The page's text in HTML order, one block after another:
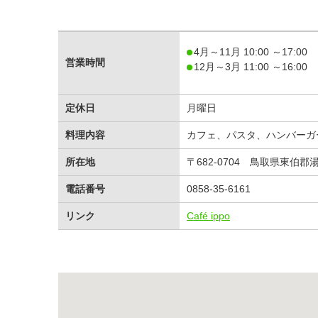
営業時間
4月～11月 10:00 ～17:00
12月～3月 11:00 ～16:00
定休日 月曜日
料理内容 カフェ、パスタ、ハンバー
所在地 〒682-0704 鳥取県東伯郡
電話番号 0858-35-6161
リンク Café ippo